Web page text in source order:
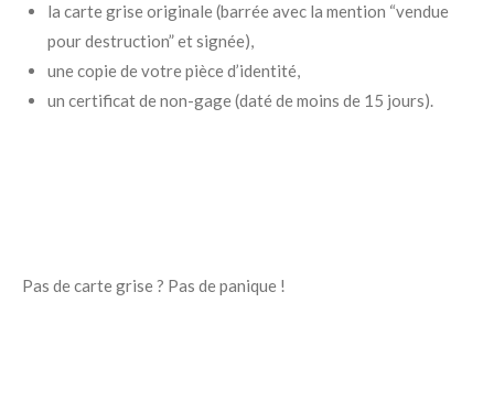
la carte grise originale (barrée avec la mention “vendue
pour destruction” et signée),
une copie de votre pièce d’identité,
un certificat de non-gage (daté de moins de 15 jours).
Pas de carte grise ? Pas de panique !